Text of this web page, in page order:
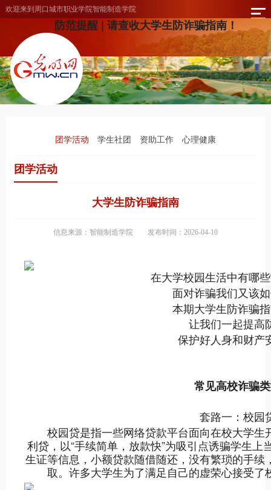
欢迎来到周口城市职业学院智能制造学院
团学活动 学生社团 资助工作 心理健康
团学活动
大学生防诈骗指南
信息来源：智能制造学院 发布时间：2026-04-10
防范提醒 | 请查收大学生防诈骗指南！
在大学校园生活中有哪些
面对诈骗我们又该如
本期大学生防诈骗指
让我们一起提高
保护好人身和财产
常见高校诈骗
套路一：校园
校园贷是指一些网络贷款平台面向在校大学生
利贷，以“手续简单，放款快”为吸引点诱骗学生
生证等信息，小额贷款随借随还，没有繁琐的手
取。许多大学生为了满足自己的虚荣心接受